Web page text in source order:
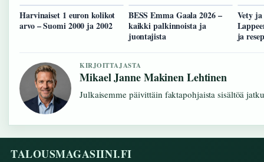
Harvinaiset 1 euron kolikot
arvo – Suomi 2000 ja 2002
BESS Emma Gaala 2026 –
kaikki palkinnoista ja
juontajista
Vety
ja
KIRJOITTAJASTA
Mikael Janne Makinen Lehtinen
Julkaisemme päivittäin faktapohjaista sisältöä
TALOUSMAGASIINI.FI